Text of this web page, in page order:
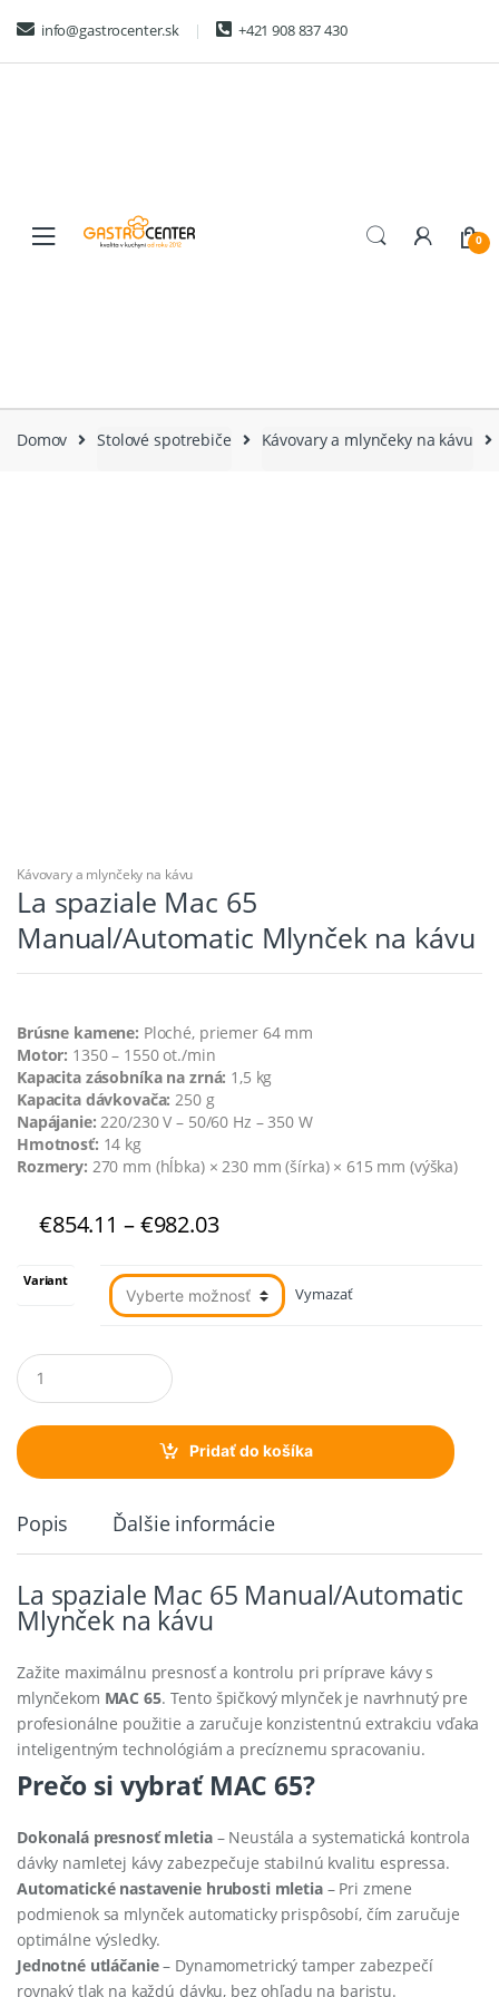
navigation
content
info@gastrocenter.sk +421 908 837 430
0
Domov Stolové spotrebiče Kávovary a mlynčeky na kávu
Kávovary a mlynčeky na kávu
La spaziale Mac 65
Manual/Automatic Mlynček na kávu
Brúsne kamene: Ploché, priemer 64 mm
Motor: 1350 – 1550 ot./min
Kapacita zásobníka na zrná: 1,5 kg
Kapacita dávkovača: 250 g
Napájanie: 220/230 V – 50/60 Hz – 350 W
Hmotnosť: 14 kg
Rozmery: 270 mm (hĺbka) × 230 mm (šírka) × 615 mm (výška)
€854.11 –€982.03Price
€854.11
through
€982.03
Variant
Vymazať
Q
u
a
t
i
Pridať do košíka
Popis Ďalšie informácie
La spaziale Mac 65 Manual/Automatic
Mlynček na kávu
Zažite maximálnu presnosť a kontrolu pri príprave kávy s
mlynčekom MAC 65. Tento špičkový mlynček je navrhnutý pre
profesionálne použitie a zaručuje konzistentnú extrakciu vďaka
inteligentným technológiám a precíznemu spracovaniu.
Prečo si vybrať MAC 65?
Dokonalá presnosť mletia– Neustála a systematická kontrola
dávky namletej kávy zabezpečuje stabilnú kvalitu espressa.
Automatické nastavenie hrubosti mletia– Pri zmene
podmienok sa mlynček automaticky prispôsobí, čím zaručuje
optimálne výsledky.
Jednotné utláčanie– Dynamometrický tamper zabezpečí
rovnaký tlak na každú dávku, bez ohľadu na baristu.